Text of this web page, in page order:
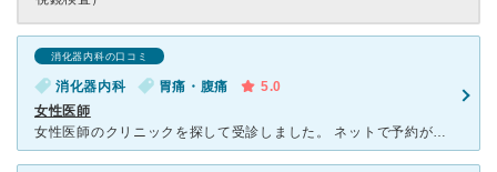
消化器内科の口コミ
消化器内科 胃痛・腹痛
5.0
女性医師
女性医師のクリニックを探して受診しました。 ネットで予約が取れるため、待ち時間はほぼなかったです。 地下歩行空間から直結していて、冬の天気の悪い日でも安心です。 慢性的な胃の不調でしたが、丁